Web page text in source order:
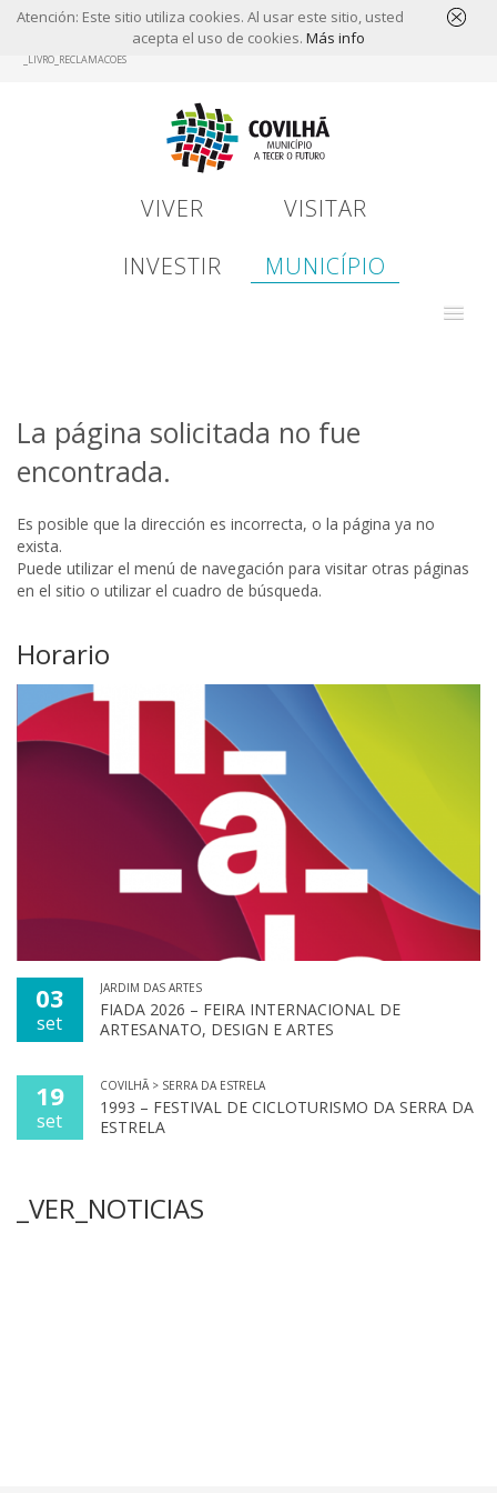
Atención: Este sitio utiliza cookies. Al usar este sitio, usted
acepta el uso de cookies. Más info
_LIVRO_RECLAMACOES
VIVER
VISITAR
INVESTIR
MUNICÍPIO
La página solicitada no fue
encontrada.
Es posible que la dirección es incorrecta, o la página ya no
exista.
Puede utilizar el menú de navegación para visitar otras páginas
en el sitio o utilizar el cuadro de búsqueda.
Horario
03
set
JARDIM DAS ARTES
FIADA 2026 – FEIRA INTERNACIONAL DE
ARTESANATO, DESIGN E ARTES
19
set
COVILHÃ > SERRA DA ESTRELA
1993 – FESTIVAL DE CICLOTURISMO DA SERRA DA
ESTRELA
_VER_NOTICIAS